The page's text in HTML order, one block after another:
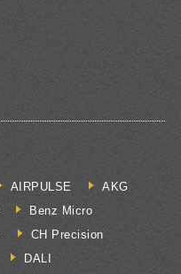
AIRPULSE
AKG
Benz Micro
CH Precision
DALI